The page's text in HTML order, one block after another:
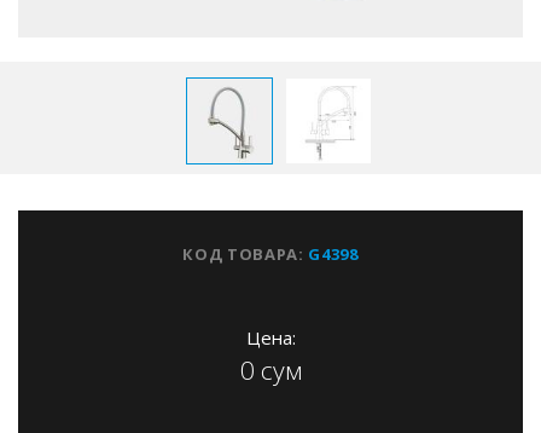
КОД ТОВАРА: G4398
Цена:
0 сум